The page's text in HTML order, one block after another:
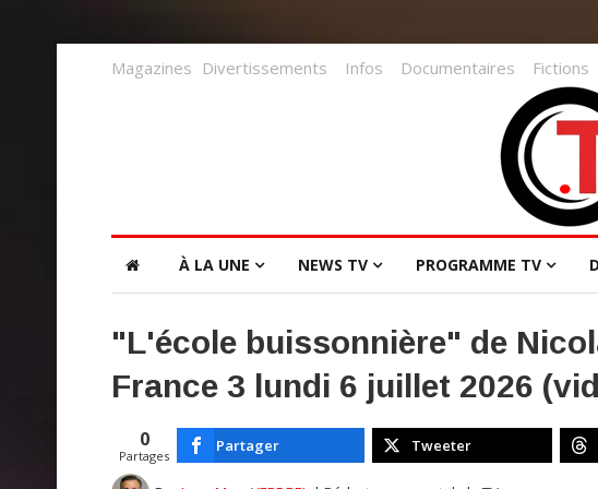
Magazines Divertissements Infos Documentaires Fictions
À LA UNE NEWS TV PROGRAMME TV
"L'école buissonnière" de
France 3 lundi 6 juillet 2026
0
Partages
Partager Tweeter